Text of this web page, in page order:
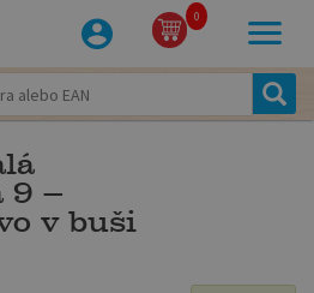
0
9 –
v buši